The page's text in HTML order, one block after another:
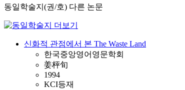
동일학술지(권/호) 다른 논문
신화적 관점에서 본 The Waste Land
한국중앙영어영문학회
姜枰旬
1994
KCI등재